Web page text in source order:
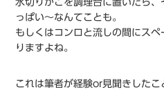
水切りかごを調理台に置いたら
っぱい〜なんてことも。
もしくはコンロと流しの間にス
りますよね。
これは筆者が経験or見聞きしたこ